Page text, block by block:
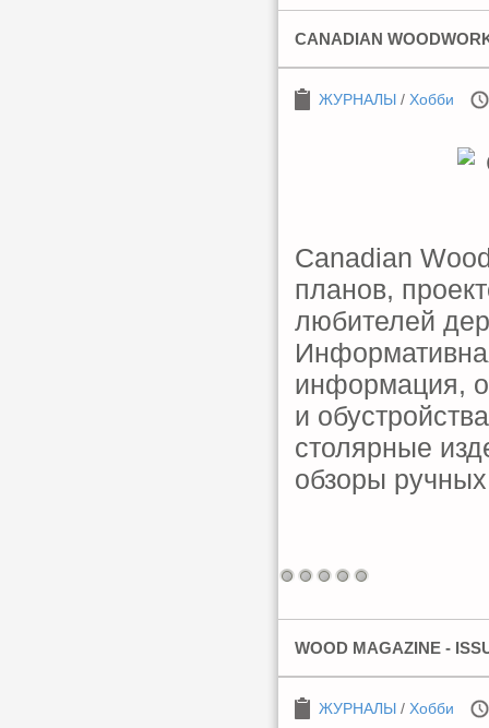
CANADIAN
ЖУРНАЛЫ / Хобби
Canadian
планов,
любителей
информация,
и
столярные
обзоры
WOOD MAGAZINE -
ЖУРНАЛЫ / Хобби